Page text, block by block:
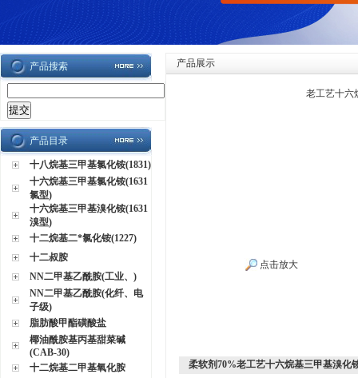
产品搜索
产品目录
十八烷基三甲基氯化铵(1831)
十六烷基三甲基氯化铵(1631
氯型)
十六烷基三甲基溴化铵(1631
溴型)
十二烷基二*氯化铵(1227)
十二叔胺
NN二甲基乙酰胺(工业、)
NN二甲基乙酰胺(化纤、电
子级)
脂肪酸甲酯磺酸盐
椰油酰胺基丙基甜菜碱
(CAB-30)
十二烷基二甲基氧化胺
产品展示
老工艺十六
点击放大
柔软剂70%老工艺十六烷基三甲基溴化